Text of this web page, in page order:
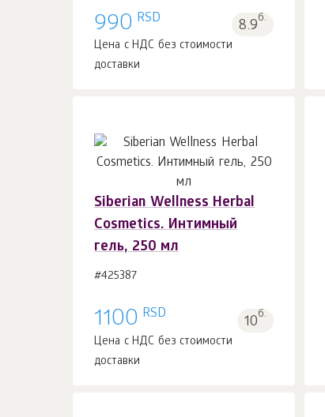
990 RSD 8.9б.
Цена с НДС без стоимости
доставки
Siberian Wellness Herbal
Cosmetics. Интимный
гель, 250 мл
#425387
1100 RSD 10б.
Цена с НДС без стоимости
доставки
В корзину 1шт.